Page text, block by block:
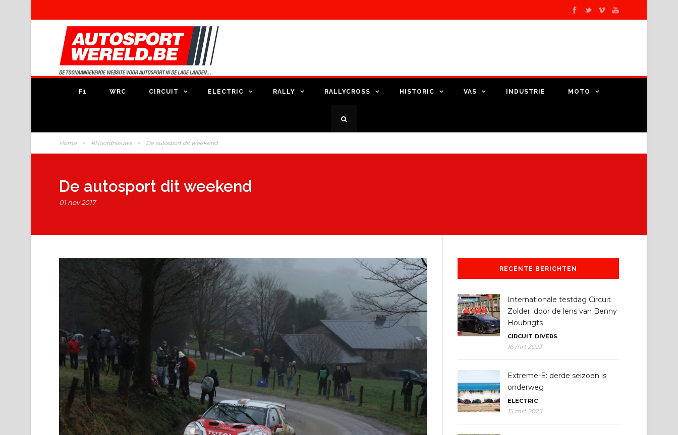
F1 WRC CIRCUIT ELECTRIC RALLY RALLYCROSS HISTORIC VAS INDUSTRIE MOTO
Home > #Hoofdnieuws > De autosport dit weekend
De autosport dit weekend
01 nov 2017
RECENTE BERICHTEN
Internationale testdag Circuit
Zolder: door de lens van Benny
Houbrigts
CIRCUIT DIVERS
16 mrt 2023
Extreme-E: derde seizoen is
onderweg
ELECTRIC
15 mrt 2023